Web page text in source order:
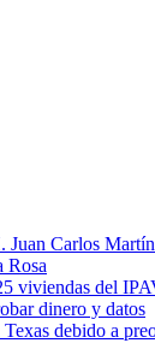
Juan Carlos
Rosa
viviendas del
dinero y datos
debido a